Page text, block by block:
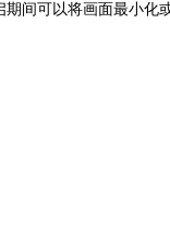
间可以将画面最小化